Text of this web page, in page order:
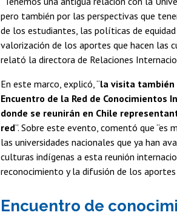
pero también por las perspectivas que
de los estudiantes, las políticas de
valorización de los aportes que hacen las
relató la directora de Relaciones
En este marco, explicó, “la visita también
Encuentro de la Red de Conocimientos
donde se reunirán en Chile
red”. Sobre este evento, comentó que “es
las universidades nacionales que ya han
culturas indígenas a esta reunión
reconocimiento y la difusión de los
Encuentro de